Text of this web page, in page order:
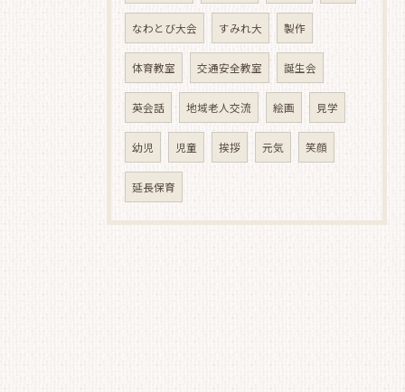
なわとび大会 すみれ大 製作
体育教室 交通安全教室 誕生会
英会話 地域老人交流 絵画 見学
幼児 児童 挨拶 元気 笑顔
延長保育